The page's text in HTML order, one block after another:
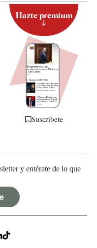
Hazte premium
Suscríbete
y entérate de lo que